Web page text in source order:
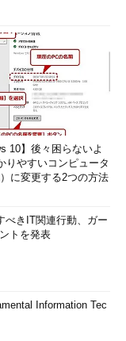
10】後々困らないよ
りやすいコンピュータ
に変更する2つの方法
べきIT関連行動、ガー
トを発表
Information Tec